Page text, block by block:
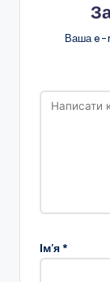
Ваша e-
Ім'я*